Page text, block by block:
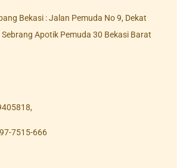
Bekasi : Jalan Pemuda No 9, Dekat
Apotik Pemuda 30 Bekasi Barat
,
7515-666